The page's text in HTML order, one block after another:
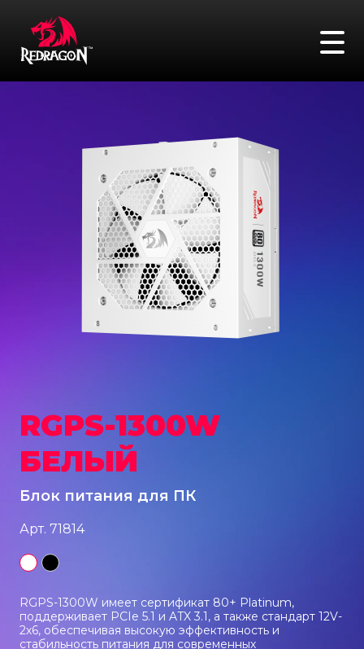
Игровые мыши
Игровые клавиатуры
Игровые гарнитуры
Игровые наборы
Игровые стрим микрофоны
Рюкзаки
RGPS-1300W
БЕЛЫЙ
Блок питания для ПК
Арт. 71814
RGPS-1300W имеет сертификат 80+ Platinum,
поддерживает PCIe 5.1 и ATX 3.1, а также стандарт 12V-
2х6, обеспечивая высокую эффективность и
стабильность питания для современных